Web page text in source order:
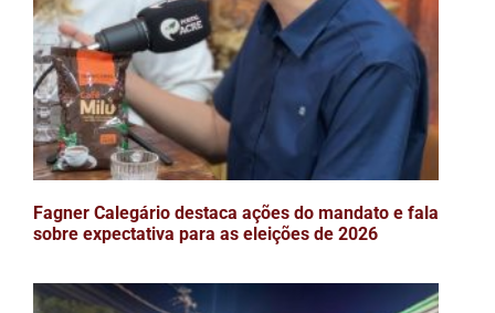
Fagner Calegário destaca ações do mandato e fala
sobre expectativa para as eleições de 2026